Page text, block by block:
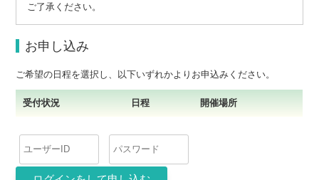
ご了承ください。
お申し込み
ご希望の日程を選択し、以下いずれかよりお申込みください。
受付状況 日程 開催場所